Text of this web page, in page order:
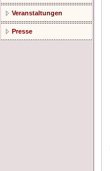
Veranstaltungen
Presse